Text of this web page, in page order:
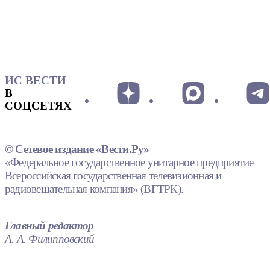
ИС ВЕСТИ
В
СОЦСЕТЯХ
© Сетевое издание «Вести.Ру»
«Федеральное государственное унитарное предприятие
Всероссийская государственная телевизионная и
радиовещательная компания» (ВГТРК).
Главный редактор
А. А. Филипповский